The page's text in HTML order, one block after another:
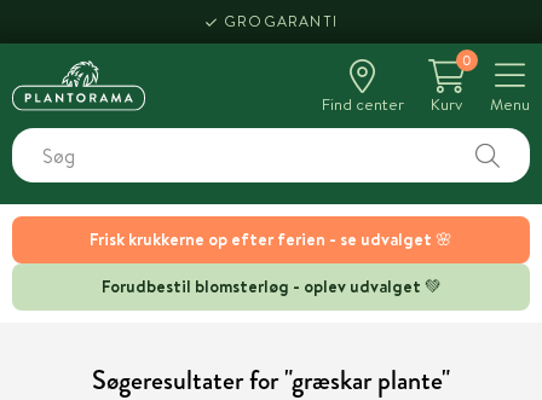
GROGARANTI
Find center
0
Kurv
Menu
Frisk krukkerne op efter ferien - se udvalget 🌸
Forudbestil blomsterløg - oplev udvalget 💚
Søgeresultater for "græskar plante"